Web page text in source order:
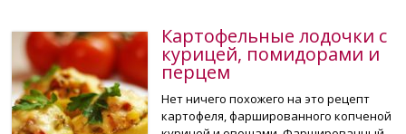
Картофельные лодочки с
курицей, помидорами и
перцем
Нет ничего похожего на это рецепт
картофеля, фаршированного копченой